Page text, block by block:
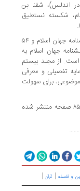
اندلس)، شقنا بن
شکسته نستعلیق
منشورات این بنیاد تاکنون، شامل ۲۷ جلد دانشنامه جهان اسلام و ۵۴
جلد ترجمه دانشنامه جهان اسلام به
است. از مجلد بیستم
تفصیلی و معرفی
برای سهولت
بیست‌وهفتمین جلد دانشنامه جهان اسلام با ۸۵۸ صفحه منتشر شده
و فلسفه | قرآن |